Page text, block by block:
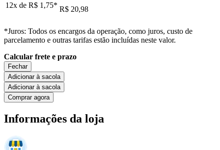
12x de R$ 1,75* R$ 20,98
*Juros: Todos os encargos da operação, como juros, custo de
parcelamento e outras tarifas estão incluídas neste valor.
Calcular frete e prazo
Fechar
Adicionar à sacola
Adicionar à sacola
Comprar agora
Informações da loja